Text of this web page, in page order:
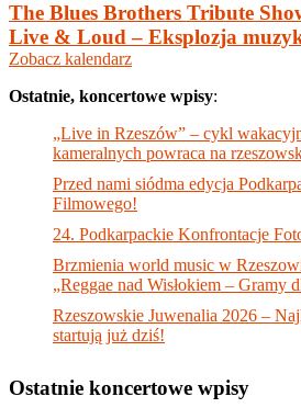
The Blues Brothers Tribute
Live & Loud – Eksplozja
Zobacz kalendarz
Ostatnie, koncertowe wpisy:
„Live in Rzeszów” – cykl
kameralnych powraca na
Przed nami siódma edycja
Filmowego!
24. Podkarpackie Konfrontacje
Brzmienia world music w
„Reggae nad Wisłokiem – Gramy
Rzeszowskie Juwenalia 2026 –
startują już dziś!
Ostatnie koncertowe wpisy